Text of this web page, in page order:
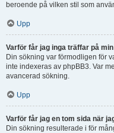
beroende på vilken stil som
Upp
Varför får jag inga träffar på
Din sökning var förmodligen för
inte indexeras av phpBB3. Var
avancerad sökning.
Upp
Varför får jag en tom sida när
Din sökning resulterade i för